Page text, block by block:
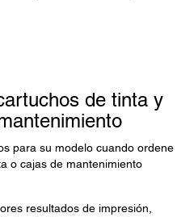
de tinta y
para su modelo cuando ordene
o cajas de mantenimiento
resultados de impresión,